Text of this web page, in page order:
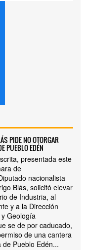
PIDE NO OTORGAR
PUEBLO EDÉN
presentada este
de
nacionalista
Blás, solicitó elevar
de Industria, al
y a la Dirección
Geología
se de por caducado,
de una cantera
Pueblo Edén...